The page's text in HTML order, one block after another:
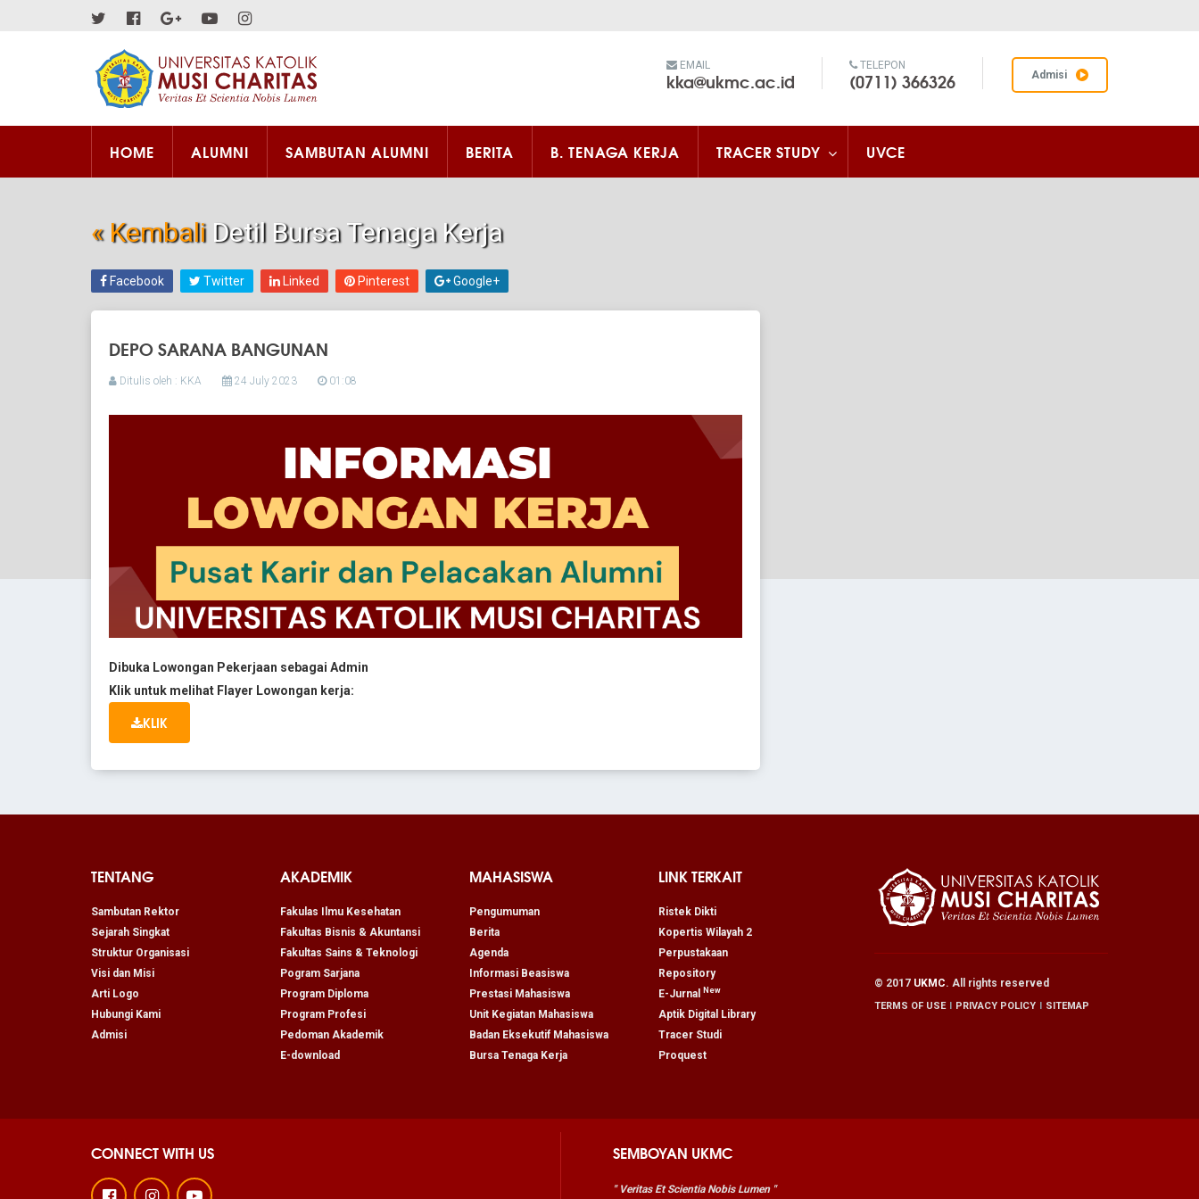
EMAIL
kka@ukmc.ac.id
TELEPON
(0711) 366326 Admisi
HOME ALUMNI SAMBUTAN ALUMNI BERITA B. TENAGA KERJA TRACER STUDY UVCE
« KembaliDetil Bursa Tenaga Kerja
Facebook Twitter Linked Pinterest Google+
DEPO SARANA BANGUNAN
Ditulis oleh : KKA 24 July 2023 01:08
Dibuka Lowongan Pekerjaan sebagai Admin
Klik untuk melihat Flayer Lowongan kerja:
KLIK
TENTANG
Sambutan Rektor
Sejarah Singkat
Struktur Organisasi
Visi dan Misi
Arti Logo
Hubungi Kami
Admisi
AKADEMIK
Fakulas Ilmu Kesehatan
Fakultas Bisnis & Akuntansi
Fakultas Sains & Teknologi
Pogram Sarjana
Program Diploma
Program Profesi
Pedoman Akademik
E-download
MAHASISWA
Pengumuman
Berita
Agenda
Informasi Beasiswa
Prestasi Mahasiswa
Unit Kegiatan Mahasiswa
Badan Eksekutif Mahasiswa
Bursa Tenaga Kerja
LINK TERKAIT
Ristek Dikti
Kopertis Wilayah 2
Perpustakaan
Repository
E-Jurnal
New
Aptik Digital Library
Tracer Studi
Proquest
© 2017 UKMC. All rights reserved
TERMS OF USE PRIVACY POLICY SITEMAP
CONNECT WITH US SEMBOYAN UKMC
" Veritas Et Scientia Nobis Lumen "